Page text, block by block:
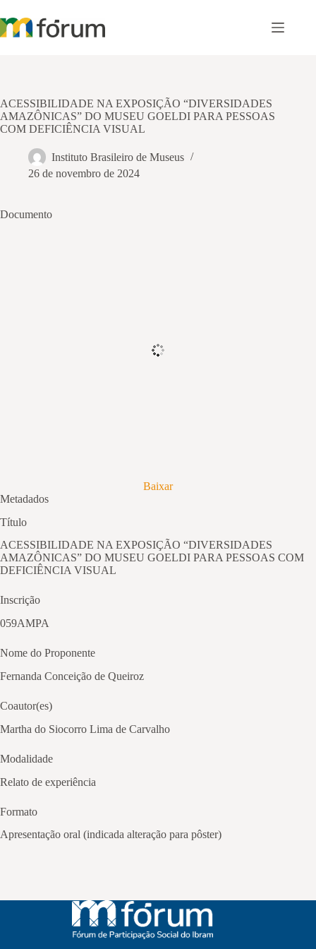
para
o
ACESSIBILIDADE NA EXPOSIÇÃO “DIVERSIDADES
AMAZÔNICAS” DO MUSEU GOELDI PARA PESSOAS
COM DEFICIÊNCIA VISUAL
Instituto Brasileiro de Museus
26 de novembro de 2024
Documento
Baixar
Metadados
Título
ACESSIBILIDADE NA EXPOSIÇÃO “DIVERSIDADES
AMAZÔNICAS” DO MUSEU GOELDI PARA PESSOAS COM
DEFICIÊNCIA VISUAL
Inscrição
059AMPA
Nome do Proponente
Fernanda Conceição de Queiroz
Coautor(es)
Martha do Siocorro Lima de Carvalho
Modalidade
Relato de experiência
Formato
Apresentação oral (indicada alteração para pôster)